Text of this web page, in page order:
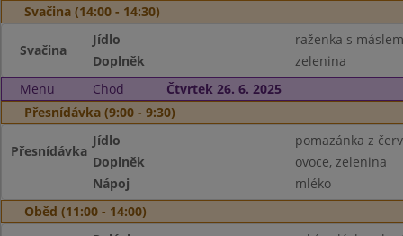
Svačina (14:00 - 14:30)
Svačina
Jídlo
raženka s máslem
Doplněk
zelenina
Menu
Chod
Čtvrtek 26. 6. 2025
Přesnídávka (9:00 - 9:30)
Přesnídávka
Jídlo
pomazánka z
Doplněk
ovoce, zelenina
Nápoj
mléko
Oběd (11:00 - 14:00)